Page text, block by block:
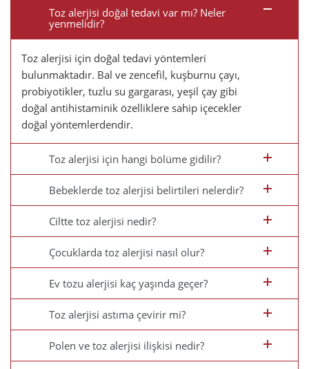
Toz alerjisi doğal tedavi var mı? Neler
yenmelidir?
Toz alerjisi için doğal tedavi yöntemleri
bulunmaktadır. Bal ve zencefil, kuşburnu çayı,
probiyotikler, tuzlu su gargarası, yeşil çay gibi
doğal antihistaminik özelliklere sahip içecekler
doğal yöntemlerdendir.
Toz alerjisi için hangi bölüme gidilir?
Bebeklerde toz alerjisi belirtileri nelerdir?
Ciltte toz alerjisi nedir?
Çocuklarda toz alerjisi nasıl olur?
Ev tozu alerjisi kaç yaşında geçer?
Toz alerjisi astıma çevirir mi?
Polen ve toz alerjisi ilişkisi nedir?